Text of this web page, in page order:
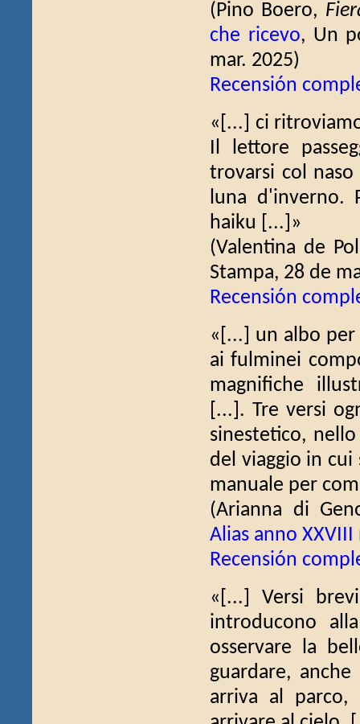
(Pino Boero,
che ricevo, Un
mar. 2025)
Recensión
«[...] ci
Il lettore
trovarsi col
luna d'inverno.
haiku [...]»
(Valentina de
Stampa, 28 de
Recensión
«[...] un albo per
ai fulminei
magnifiche
[...]. Tre versi
sinestetico,
del viaggio in
manuale per
(Arianna di
Alias anno XXVIII
Recensión
«[...] Versi
introducono
osservare la
guardare,
arriva al parco,